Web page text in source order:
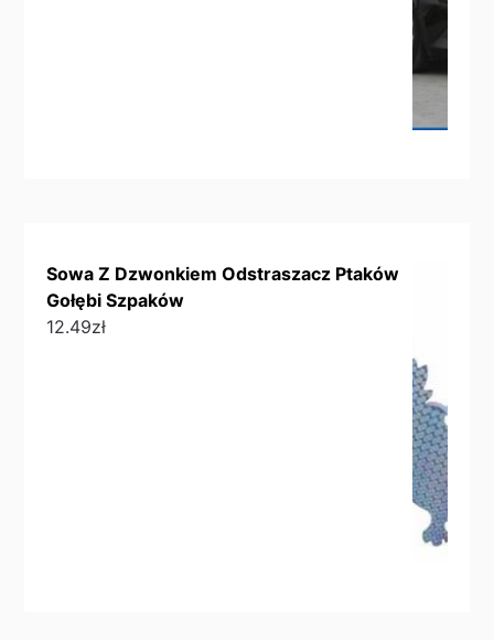
Sowa Z Dzwonkiem Odstraszacz Ptaków
Gołębi Szpaków
12.49zł